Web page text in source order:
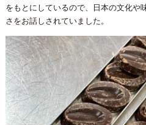
をもとにしているので、日本の文化や
さをお話しされていました。